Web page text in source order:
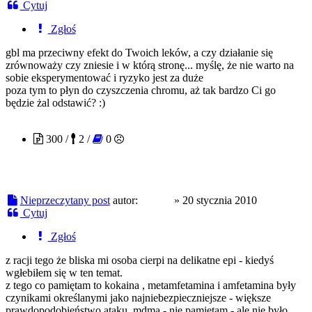
Cytuj
Zgłoś
gbl ma przeciwny efekt do Twoich leków, a czy działanie się
zrównoważy czy zniesie i w którą stronę... myślę, że nie warto na
sobie eksperymentować i ryzyko jest za duże
poza tym to płyn do czyszczenia chromu, aż tak bardzo Ci go
będzie żal odstawić? :)
300 /
2 / 0
Nieprzeczytany post autor: » 20 stycznia 2010
Cytuj
Zgłoś
z racji tego że bliska mi osoba cierpi na delikatne epi - kiedyś
wgłebiłem się w ten temat.
z tego co pamiętam to kokaina , metamfetamina i amfetamina były
czynikami określanymi jako najniebezpieczniejsze - większe